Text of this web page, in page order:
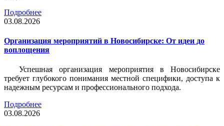
Подробнее
03.08.2026
Организация мероприятий в Новосибирске: От идеи до
воплощения
Успешная организация мероприятия в Новосибирске
требует глубокого понимания местной специфики, доступа к
надежным ресурсам и профессионального подхода.
Подробнее
03.08.2026